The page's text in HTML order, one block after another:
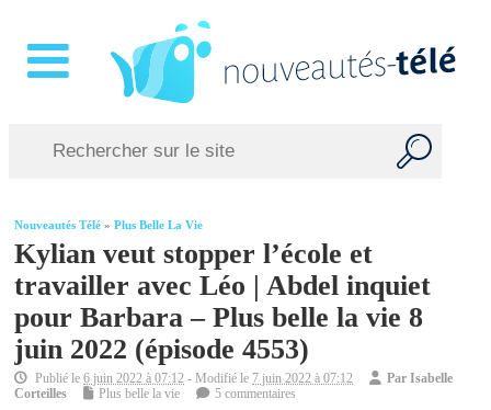
Nouveautés Télé »Plus Belle La Vie
Kylian veut stopper l’école et
travailler avec Léo | Abdel inquiet
pour Barbara – Plus belle la vie 8
juin 2022 (épisode 4553)
Publié le6 juin 2022 à 07:12 - Modifié le 7 juin 2022 à 07:12 ParIsabelle
Corteilles
Plus belle la vie 5 commentaires